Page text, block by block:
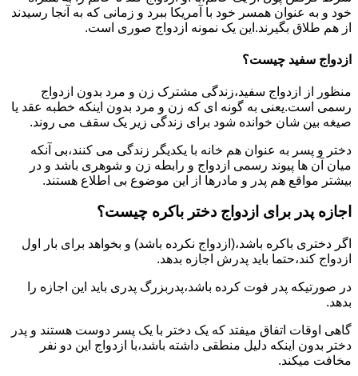
خود و به عنوان همسر خود با آمریکا ببرد و زمانی که به آنجا رسیدند
از هم طلاق بگیرند.این یک نمونه ازدواج صوری است.
ازدواج سفید چیست؟
منظور از ازدواج سفید،زندگی مشترک زن و مرد بدون ازدواج
رسمی است.یعنی به گونه ای که زن و مرد بدون اینکه خطبه عقد یا
صیغه بین شان خوانده شود برای زندگی زیر یک سقف می روند.
دختر و پسر به عنوان هم خانه با یکدیگر زندگی می کنند،بی آنکه
میان آن ها پیوند رسمی ازدواج و رابطه زن و شوهری باشد و در
بیشتر مواقع هم پدر و مادرها از این موضوع بی اطلاع هستند.
اجازه پدر برای ازدواج دختر باکره چیست؟
اگر دختری باکره باشد،(ازدواج نکرده باشد) و بخواهد برای بار اول
ازدواج کند،حتما باید پدرش اجازه بدهد.
در صورتیکه پدر فوت کرده باشد،پدربزرگ پدری باید این اجازه را
بدهد.
گاهی اوقات اتفاق میفتد که یک دختر با یک پسر دوست هستند و پدر
دختر بدون اینکه دلیل منطقی داشته باشد،با ازدواج این دو نفر
مخافت میکند.